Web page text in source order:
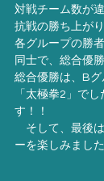
対戦チーム数が
抗戦の勝ち上が
各グループの勝
同士で、総合優
総合優勝は、B
「太極拳2」で
す！！
そして、最後
ーを楽しみました